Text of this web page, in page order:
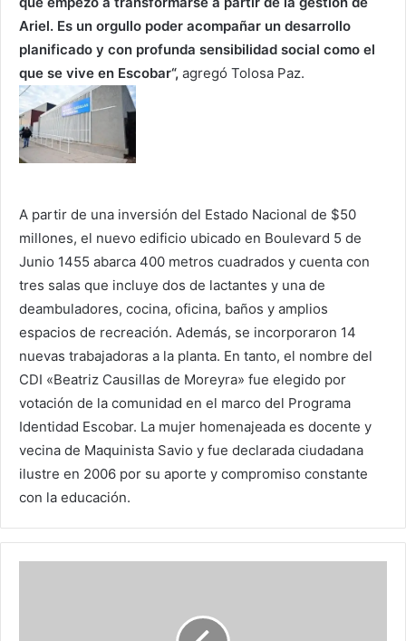
Ariel. Es un orgullo poder acompañar un desarrollo
planificado y con profunda sensibilidad social como el
que se vive en Escobar“, agregó Tolosa Paz.
A partir de una inversión del Estado Nacional de $50
millones, el nuevo edificio ubicado en Boulevard 5 de
Junio 1455 abarca 400 metros cuadrados y cuenta con
tres salas que incluye dos de lactantes y una de
deambuladores, cocina, oficina, baños y amplios
espacios de recreación. Además, se incorporaron 14
nuevas trabajadoras a la planta. En tanto, el nombre del
CDI «Beatriz Causillas de Moreyra» fue elegido por
votación de la comunidad en el marco del Programa
Identidad Escobar. La mujer homenajeada es docente y
vecina de Maquinista Savio y fue declarada ciudadana
ilustre en 2006 por su aporte y compromiso constante
con la educación.